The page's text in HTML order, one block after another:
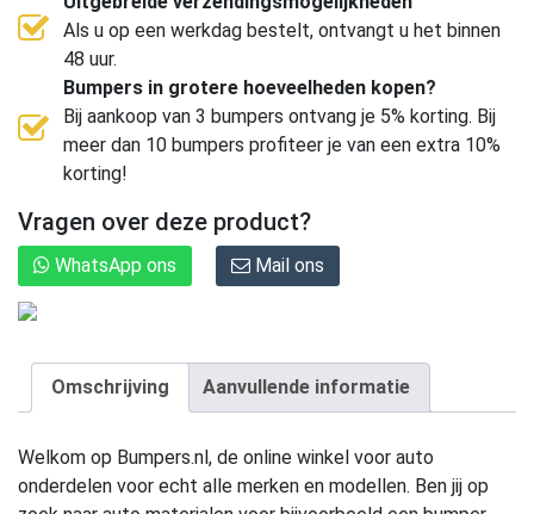
Als u op een werkdag bestelt, ontvangt u het binnen
48 uur.
Bumpers in grotere hoeveelheden kopen?
Bij aankoop van 3 bumpers ontvang je 5% korting. Bij
meer dan 10 bumpers profiteer je van een extra 10%
korting!
Vragen over deze product?
WhatsApp ons Mail ons
Omschrijving Aanvullende informatie
Welkom op Bumpers.nl, de online winkel voor auto
onderdelen voor echt alle merken en modellen. Ben jij op